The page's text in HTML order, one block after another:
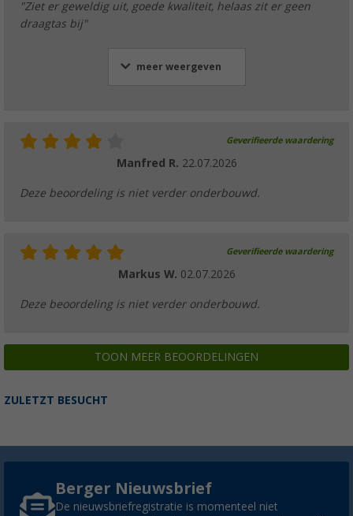
"Ziet er geweldig uit, goede kwaliteit, helaas zit er geen
draagtas bij"
meer weergeven
Geverifieerde waardering
Manfred R. 22.07.2026
Deze beoordeling is niet verder onderbouwd.
Geverifieerde waardering
Markus W. 02.07.2026
Deze beoordeling is niet verder onderbouwd.
TOON MEER BEOORDELINGEN
ZULETZT BESUCHT
Berger Nieuwsbrief
De nieuwsbriefregistratie is momenteel niet